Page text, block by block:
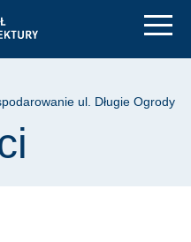
ul. Długie Ogrody